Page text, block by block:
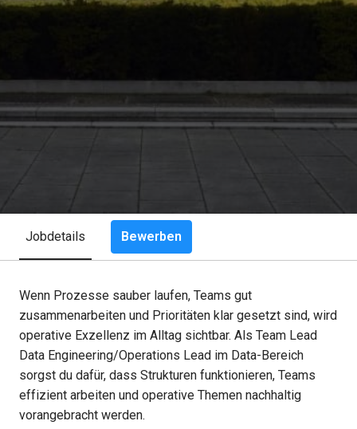
Jobdetails Bewerben
Wenn Prozesse sauber laufen, Teams gut
zusammenarbeiten und Prioritäten klar gesetzt sind, wird
operative Exzellenz im Alltag sichtbar. Als Team Lead
Data Engineering/Operations Lead im Data-Bereich
sorgst du dafür, dass Strukturen funktionieren, Teams
effizient arbeiten und operative Themen nachhaltig
vorangebracht werden.